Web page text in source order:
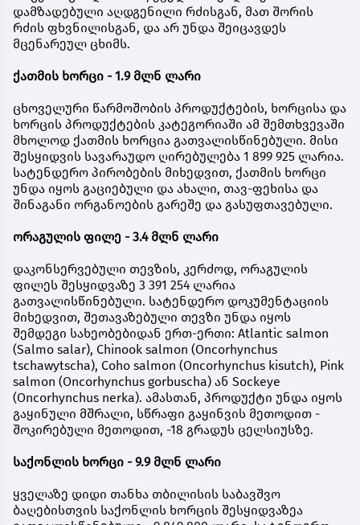
დამზადებული აღდგენილი რძისგან, მათ შორის
რძის ფხვნილისგან, და არ უნდა შეიცავდეს
მცენარეულ ცხიმს.
ქათმის ხორცი - 1.9 მლნ ლარი
ცხოველური წარმოშობის პროდუქტების, ხორცისა და
ხორცის პროდუქტების კატეგორიაში ამ შემთხვევაში
მხოლოდ ქათმის ხორცია გათვალისწინებული. მისი
შესყიდვის სავარაუდო ღირებულება 1 899 925 ლარია.
სატენდერო პირობების მიხედვით, ქათმის ხორცი
უნდა იყოს გაციებული და ახალი, თავ-ფეხისა და
შინაგანი ორგანოების გარეშე და გასუფთავებული.
ორაგულის ფილე - 3.4 მლნ ლარი
დაკონსერვებული თევზის, კერძოდ, ორაგულის
ფილეს შესყიდვაზე 3 391 254 ლარია
გათვალისწინებული. სატენდერო დოკუმენტაციის
მიხედვით, შეთავაზებული თევზი უნდა იყოს
შემდეგი სახეობებიდან ერთ-ერთი: Atlantic salmon
(Salmo salar), Chinook salmon (Oncorhynchus
tschawytscha), Coho salmon (Oncorhynchus kisutch), Pink
salmon (Oncorhynchus gorbuscha) ან Sockeye
(Oncorhynchus nerka). ამასთან, პროდუქტი უნდა იყოს
გაყინული მშრალი, სწრაფი გაყინვის მეთოდით -
შოკირებული მეთოდით, -18 გრადუს ცელსიუსზე.
საქონლის ხორცი - 9.9 მლნ ლარი
ყველაზე დიდი თანხა თბილისის საბავშვო
ბაღებისთვის საქონლის ხორცის შესყიდვაზეა